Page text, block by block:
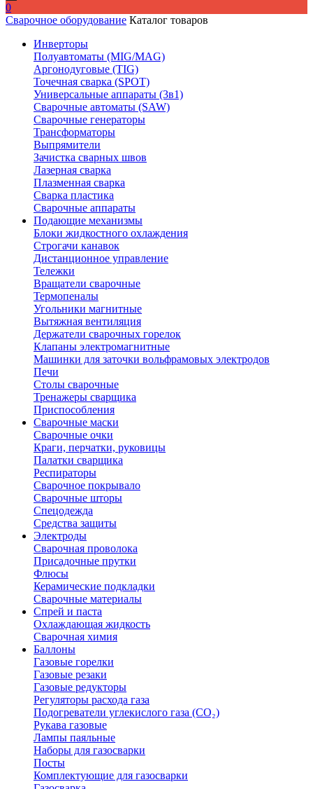
0
Сварочное оборудование Каталог товаров
Инверторы
Полуавтоматы (MIG/MAG)
Аргонодуговые (TIG)
Точечная сварка (SPOT)
Универсальные аппараты (3в1)
Сварочные автоматы (SAW)
Сварочные генераторы
Трансформаторы
Выпрямители
Зачистка сварных швов
Лазерная сварка
Плазменная сварка
Сварка пластика
Сварочные аппараты
Подающие механизмы
Блоки жидкостного охлаждения
Строгачи канавок
Дистанционное управление
Тележки
Вращатели сварочные
Термопеналы
Угольники магнитные
Вытяжная вентиляция
Держатели сварочных горелок
Клапаны электромагнитные
Машинки для заточки вольфрамовых электродов
Печи
Столы сварочные
Тренажеры сварщика
Приспособления
Сварочные маски
Сварочные очки
Краги, перчатки, руковицы
Палатки сварщика
Респираторы
Сварочное покрывало
Сварочные шторы
Спецодежда
Средства защиты
Электроды
Сварочная проволока
Присадочные прутки
Флюсы
Керамические подкладки
Сварочные материалы
Спрей и паста
Охлаждающая жидкость
Сварочная химия
Баллоны
Газовые горелки
Газовые резаки
Газовые редукторы
Регуляторы расхода газа
Подогреватели углекислого газа (CO₂)
Рукава газовые
Лампы паяльные
Наборы для газосварки
Посты
Комплектующие для газосварки